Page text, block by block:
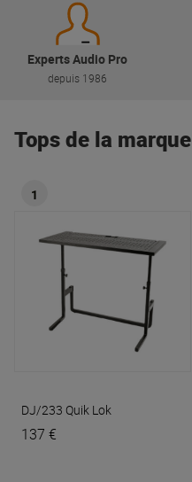
Experts Audio Pro
depuis 1986
Tops de la marque
1
DJ/233 Quik Lok
137 €